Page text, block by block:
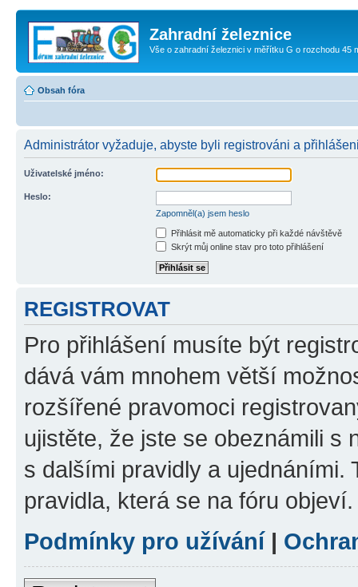
Zahradní železnice
Vše o zahradní železnici v měřítku G o rozchodu 45
Obsah fóra
Administrátor vyžaduje, abyste byli registrováni a
Uživatelské jméno:
Heslo:
Zapomněl(a) jsem heslo
Přihlásit mě automaticky při každé návštěvě
Skrýt můj online stav pro toto přihlášení
REGISTROVAT
Pro přihlášení musíte být
dává vám mnohem větší
rozšířené pravomoci
ujistěte, že jste se obeznámili s
s dalšími pravidly a ujednáními.
pravidla, která se na fóru objeví.
Podmínky pro užívání |